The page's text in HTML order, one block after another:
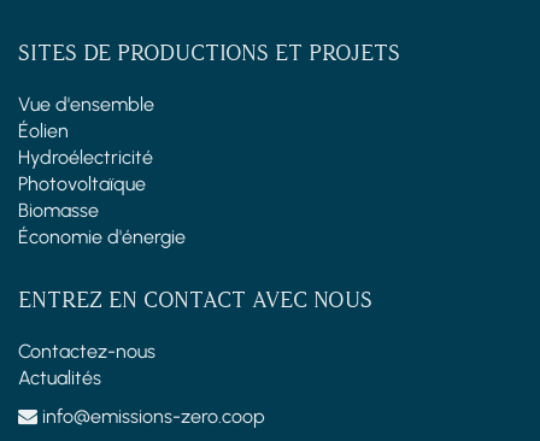
SITES DE PRODUCTIONS ET PROJETS
Vue d'ensemble
Éolien
Hydroélectricité
Photovoltaïque
Biomasse
Économie d'énergie
ENTREZ EN CONTACT AVEC NOUS
Contactez-nous
Actualités
info@emissions-zero.coop